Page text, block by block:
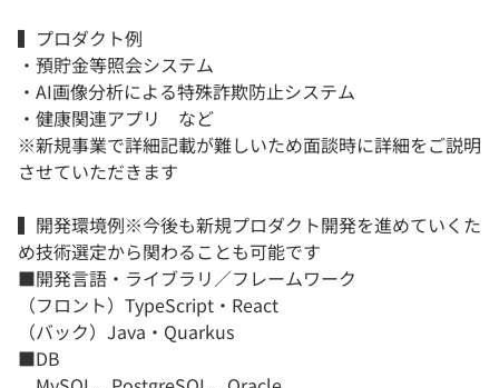
▍プロダクト例
・預貯金等照会システム
・AI画像分析による特殊詐欺防止システム
・健康関連アプリ など
※新規事業で詳細記載が難しいため面談時に詳細をご説明
させていただきます
▍開発環境例※今後も新規プロダクト開発を進めていくた
め技術選定から関わることも可能です
■開発言語・ライブラリ／フレームワーク
（フロント）TypeScript・React
（バック）Java・Quarkus
■DB